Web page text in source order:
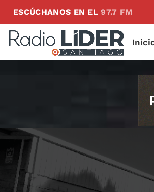
ESCÚCHANOS EN EL97.7 FM